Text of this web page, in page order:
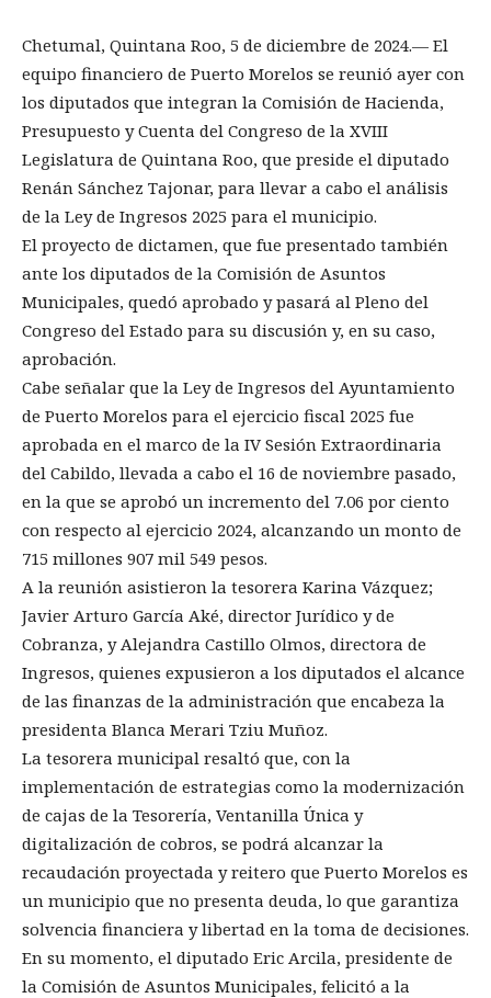
Chetumal, Quintana Roo, 5 de diciembre de 2024.— El
equipo financiero de Puerto Morelos se reunió ayer con
los diputados que integran la Comisión de Hacienda,
Presupuesto y Cuenta del Congreso de la XVIII
Legislatura de Quintana Roo, que preside el diputado
Renán Sánchez Tajonar, para llevar a cabo el análisis
de la Ley de Ingresos 2025 para el municipio.
El proyecto de dictamen, que fue presentado también
ante los diputados de la Comisión de Asuntos
Municipales, quedó aprobado y pasará al Pleno del
Congreso del Estado para su discusión y, en su caso,
aprobación.
Cabe señalar que la Ley de Ingresos del Ayuntamiento
de Puerto Morelos para el ejercicio fiscal 2025 fue
aprobada en el marco de la IV Sesión Extraordinaria
del Cabildo, llevada a cabo el 16 de noviembre pasado,
en la que se aprobó un incremento del 7.06 por ciento
con respecto al ejercicio 2024, alcanzando un monto de
715 millones 907 mil 549 pesos.
A la reunión asistieron la tesorera Karina Vázquez;
Javier Arturo García Aké, director Jurídico y de
Cobranza, y Alejandra Castillo Olmos, directora de
Ingresos, quienes expusieron a los diputados el alcance
de las finanzas de la administración que encabeza la
presidenta Blanca Merari Tziu Muñoz.
La tesorera municipal resaltó que, con la
implementación de estrategias como la modernización
de cajas de la Tesorería, Ventanilla Única y
digitalización de cobros, se podrá alcanzar la
recaudación proyectada y reitero que Puerto Morelos es
un municipio que no presenta deuda, lo que garantiza
solvencia financiera y libertad en la toma de decisiones.
En su momento, el diputado Eric Arcila, presidente de
la Comisión de Asuntos Municipales, felicitó a la